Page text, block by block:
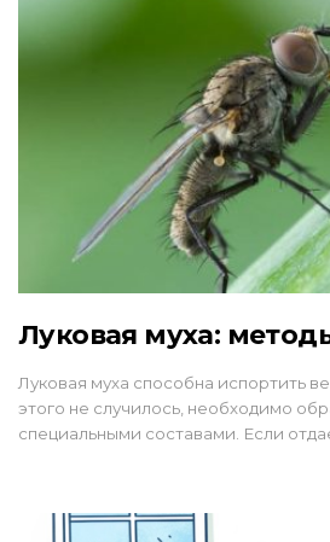
Луковая муха:
Луковая муха способна испортить
этого не случилось, необходимо
специальными составами. Если